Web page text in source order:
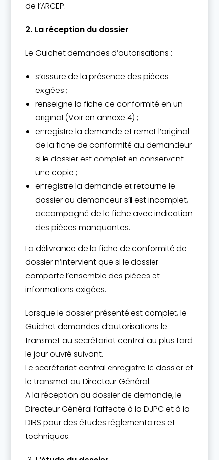
de l’ARCEP.
2. La réception du dossier
Le Guichet demandes d’autorisations :
s’assure de la présence des pièces
exigées ;
renseigne la fiche de conformité en un
original (Voir en annexe 4) ;
enregistre la demande et remet l’original
de la fiche de conformité au demandeur
si le dossier est complet en conservant
une copie ;
enregistre la demande et retourne le
dossier au demandeur s’il est incomplet,
accompagné de la fiche avec indication
des pièces manquantes.
La délivrance de la fiche de conformité de
dossier n’intervient que si le dossier
comporte l’ensemble des pièces et
informations exigées.
Lorsque le dossier présenté est complet, le
Guichet demandes d’autorisations le
transmet au secrétariat central au plus tard
le jour ouvré suivant.
Le secrétariat central enregistre le dossier et
le transmet au Directeur Général.
A la réception du dossier de demande, le
Directeur Général l’affecte à la DJPC et à la
DIRS pour des études réglementaires et
techniques.